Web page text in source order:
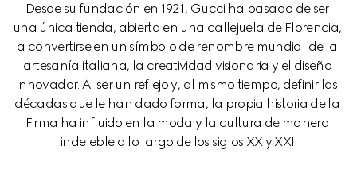
Desde su fundación en 1921, Gucci ha pasado de ser
una única tienda, abierta en una callejuela de Florencia,
a convertirse en un símbolo de renombre mundial de la
artesanía italiana, la creatividad visionaria y el diseño
innovador. Al ser un reflejo y, al mismo tiempo, definir las
décadas que le han dado forma, la propia historia de la
Firma ha influido en la moda y la cultura de manera
indeleble a lo largo de los siglos XX y XXI.